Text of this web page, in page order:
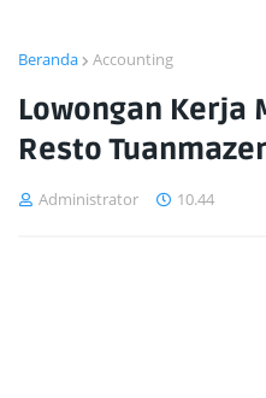
Beranda Accounting
Lowongan Kerja
Resto
Administrator 10.44